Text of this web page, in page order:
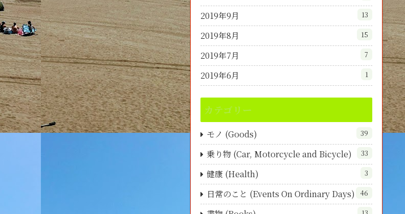
2019年9月 13
2019年8月 15
2019年7月 7
2019年6月 1
カテゴリー
モノ (Goods) 39
乗り物 (Car, Motorcycle and Bicycle) 33
健康 (Health) 3
日常のこと (Events On Ordinary Days) 46